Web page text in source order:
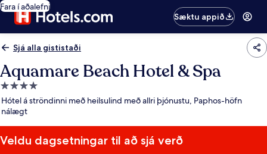
Fara í aðalefni
Sæktu appið
Sjá alla gististaði
Aquamare Beach Hotel & Spa
4.0
stjörnu
gististaður
Hótel á ströndinni með heilsulind með allri þjónustu, Paphos-höfn
nálægt
Veldu dagsetningar til að sjá verð